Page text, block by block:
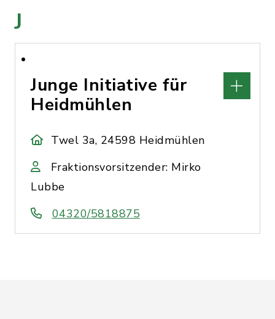
J
Junge Initiative für
Heidmühlen
Twel 3a, 24598 Heidmühlen
Fraktionsvorsitzender: Mirko
Lubbe
04320/5818875